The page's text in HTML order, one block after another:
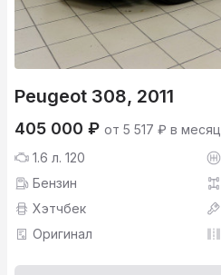
Peugeot 308, 2011
405 000 ₽ от 5 517 ₽ в месяц
1.6 л. 120
Бензин
Хэтчбек
Оригинал